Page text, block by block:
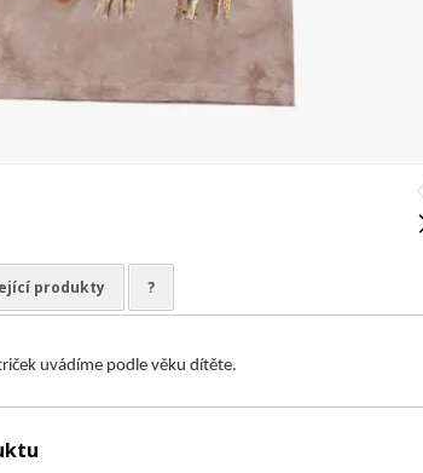
produkty ?
uvádíme podle věku dítěte.